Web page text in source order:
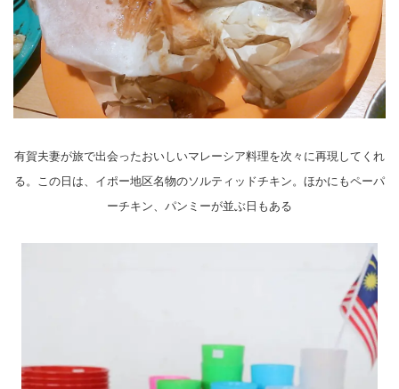
有賀夫妻が旅で出会ったおいしいマレーシア料理を次々に再現してくれ
る。この日は、イポー地区名物のソルティッドチキン。ほかにもペーパ
ーチキン、パンミーが並ぶ日もある